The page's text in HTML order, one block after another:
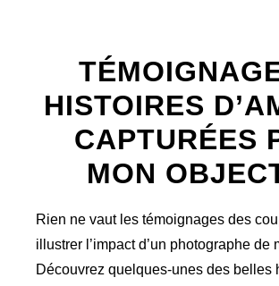
HISTOIRES
CAPTURÉES
MON
Rien ne vaut les témoignages des
illustrer l’impact d’un photographe de
Découvrez quelques-unes des belles